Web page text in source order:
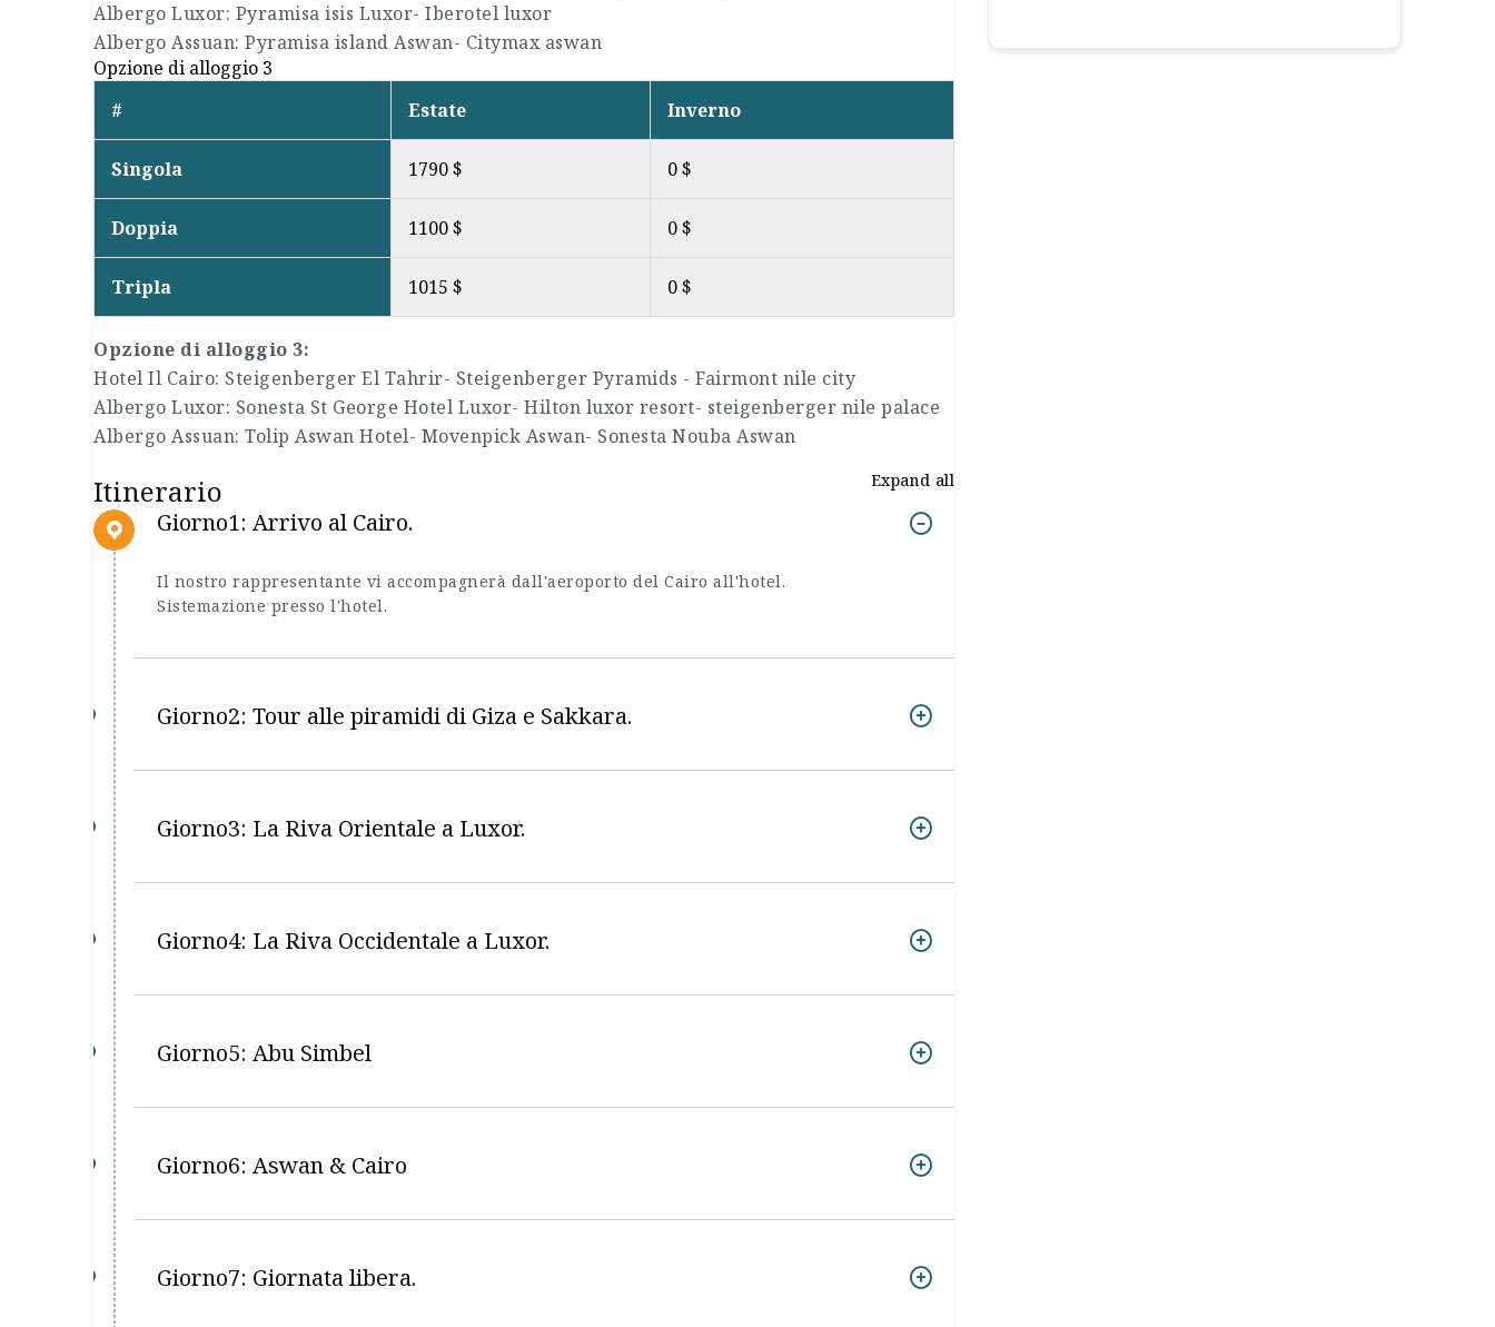
Albergo Luxor: Pyramisa isis Luxor- Iberotel luxor
Albergo Assuan: Pyramisa island Aswan- Citymax aswan
Opzione di alloggio 3
#
Estate Inverno
Singola 1790 $ 0 $
Doppia 1100 $ 0 $
Tripla 1015 $ 0 $
Opzione di alloggio 3:
Hotel Il Cairo: Steigenberger El Tahrir- Steigenberger Pyramids - Fairmont nile city
Albergo Luxor: Sonesta St George Hotel Luxor- Hilton luxor resort- steigenberger nile palace
Albergo Assuan: Tolip Aswan Hotel- Movenpick Aswan- Sonesta Nouba Aswan
Itinerario Expand all
Giorno1: Arrivo al Cairo.
Il nostro rappresentante vi accompagnerà dall'aeroporto del Cairo all'hotel.
Sistemazione presso l'hotel.
Giorno2: Tour alle piramidi di Giza e Sakkara.
Giorno3: La Riva Orientale a Luxor.
Giorno4: La Riva Occidentale a Luxor.
Giorno5: Abu Simbel
Giorno6: Aswan & Cairo
Giorno7: Giornata libera.